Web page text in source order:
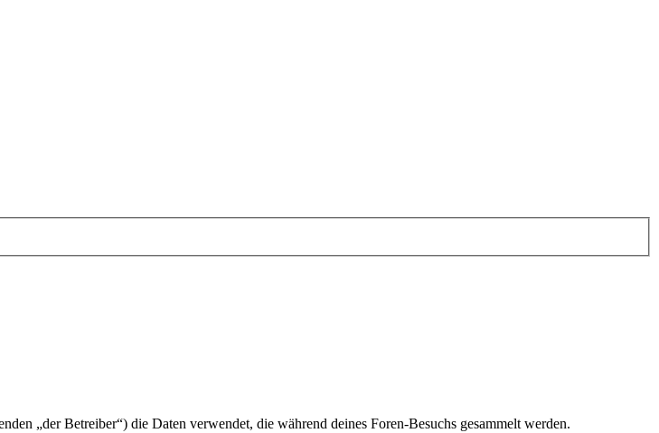
„der Betreiber“) die Daten verwendet, die während deines Foren-Besuchs gesammelt werden.